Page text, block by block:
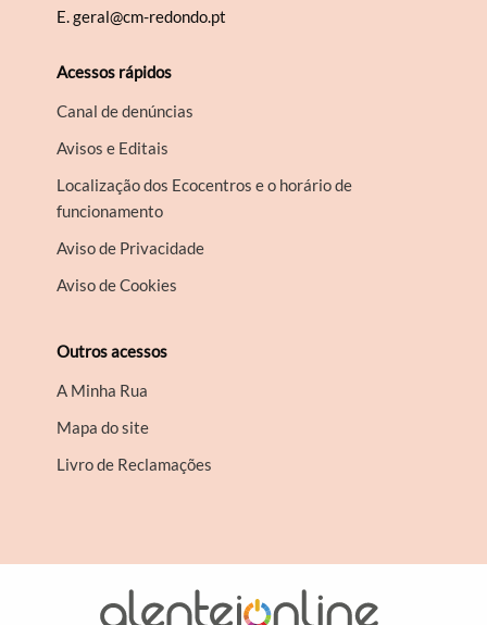
E.geral@cm-redondo.pt
Acessos rápidos
Canal de denúncias
Avisos e Editais
Localização dos Ecocentros e o horário de
funcionamento
Aviso de Privacidade
Aviso de Cookies
Outros acessos
A Minha Rua
Mapa do site
Livro de Reclamações